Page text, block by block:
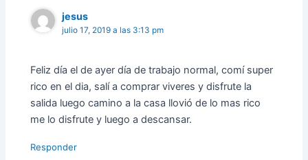
jesus
julio 17, 2019 a las 3:13 pm
Feliz día el de ayer día de trabajo normal, comí super
rico en el dia, salí a comprar viveres y disfrute la
salida luego camino a la casa llovió de lo mas rico
me lo disfrute y luego a descansar.
Responder